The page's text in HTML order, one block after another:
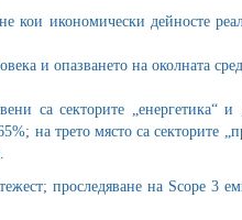
кои икономически дейносте
и опазването на околната
са секторите „енергетика“
на трето място са секторите
проследяване на Scope 3